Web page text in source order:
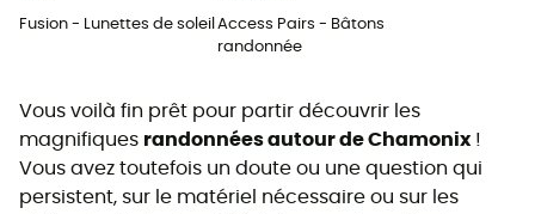
Fusion - Lunettes de soleil Access Pairs - Bâtons
randonnée
Vous voilà fin prêt pour partir découvrir les
magnifiques randonnées autour de Chamonix !
Vous avez toutefois un doute ou une question qui
persistent, sur le matériel nécessaire ou sur les